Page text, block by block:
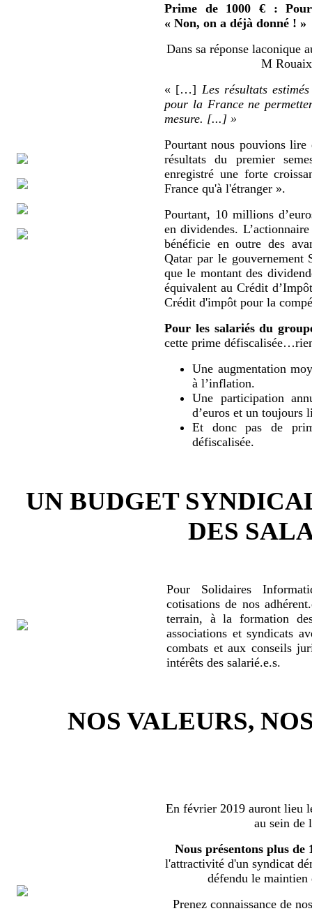
Prime de 1000 € :
« Non, on a déjà donné ! »
Dans sa réponse laconique
M
« […] Les résultats
pour la France ne
mesure. [...] »
Pourtant nous pouvions lire
résultats du premier
enregistré une forte
France qu'à l'étranger ».
Pourtant, 10 millions
en dividendes.
bénéficie en outre des
Qatar par le gouvernement
que le montant des
équivalent au Crédit
Crédit d'impôt pour la
Pour les salariés du
cette prime
Une augmentation
à l’inflation.
Une participation
d’euros et un toujours
Et donc pas de
défiscalisée.
UN BUDGET
DES
Pour Solidaires
cotisations de nos
terrain, à la formation
associations et syndicats
combats et aux conseils
intérêts des salarié.e.s.
NOS VALEURS,
En février 2019 auront lieu
au sein de
Nous présentons plus de
l'attractivité d'un syndicat
défendu le maintien
Prenez connaissance de